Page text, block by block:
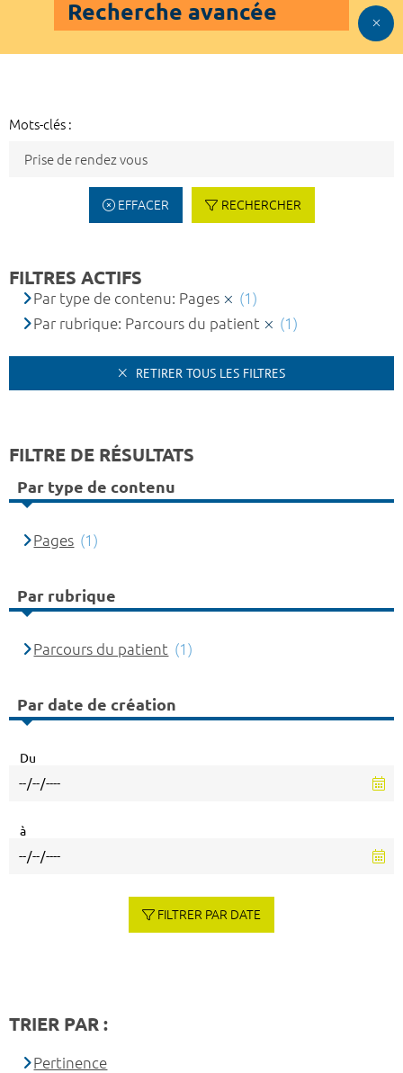
Recherche avancée
Mots-clés :
EFFACER RECHERCHER
FILTRES ACTIFS
Par type de contenu: Pages
(1)
Par rubrique: Parcours du patient
(1)
RETIRER TOUS LES FILTRES
FILTRE DE RÉSULTATS
Par type de contenu
Pages (1)
Par rubrique
Parcours du patient (1)
Par date de création
Du
à
FILTRER PAR DATE
TRIER PAR :
Pertinence